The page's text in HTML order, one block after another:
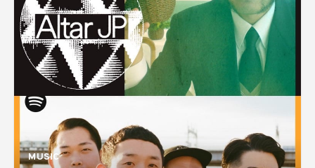
MUSIC